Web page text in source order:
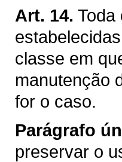
Art. 14. Toda
classe em
manutenção
for o caso.
Parágrafo
preservar o